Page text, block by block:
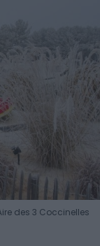
des 3 Coccinelles